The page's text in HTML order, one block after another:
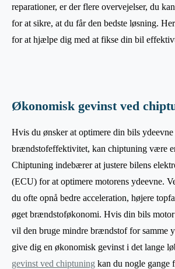
reparationer, er der flere overvejelser, du
for at sikre, at du får den bedste løsning.
for at hjælpe dig med at fikse din bil
Økonomisk gevinst ved
Hvis du ønsker at optimere din bils ydeevne
brændstofeffektivitet, kan chiptuning være
Chiptuning indebærer at justere bilens
(ECU) for at optimere motorens ydeevne.
du ofte opnå bedre acceleration, højere
øget brændstoføkonomi. Hvis din bils
vil den bruge mindre brændstof for samme
give dig en økonomisk gevinst i det lange
gevinst ved chiptuning kan du nogle gange